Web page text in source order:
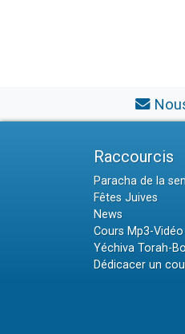
Raccourcis
Paracha de la
Fêtes Juives
News
Cours Mp3-Vidéo
Yéchiva Torah-
Dédicacer un